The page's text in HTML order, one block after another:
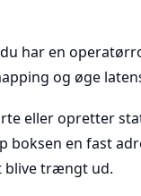
du har en
og øge
eller opretter
boksen en fast
blive trængt ud.